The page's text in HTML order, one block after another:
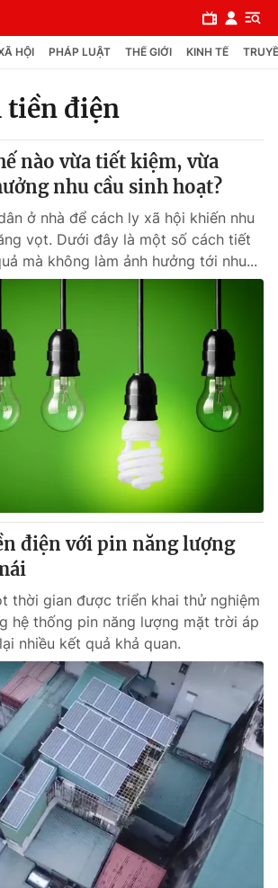
sống
tương lai
HỘI PHÁP LUẬT THẾ GIỚI KINH TẾ
điện
nào vừa tiết kiệm, vừa
nhu cầu sinh hoạt?
ở nhà để cách ly xã hội khiến nhu
vọt. Dưới đây là một số cách tiết
mà không làm ảnh hưởng tới nhu...
điện với pin năng lượng
thời gian được triển khai thử nghiệm
hệ thống pin năng lượng mặt trời áp
nhiều kết quả khả quan.